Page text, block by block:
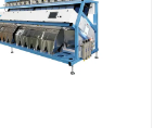
فارز لون الأرز